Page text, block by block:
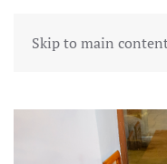
Skip to main